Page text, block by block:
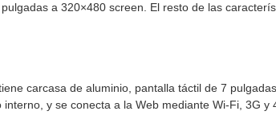
a 320×480 screen. El resto de las
carcasa de aluminio, pantalla táctil de 7
y se conecta a la Web mediante Wi-Fi, 3G y